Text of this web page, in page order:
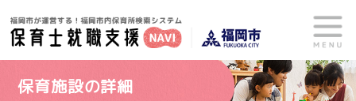
保育施設の詳細